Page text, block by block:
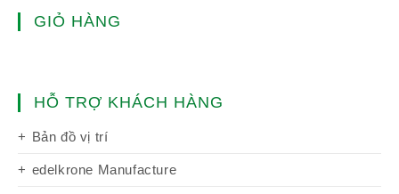
GIỎ HÀNG
HỖ TRỢ KHÁCH HÀNG
Bản đồ vị trí
edelkrone Manufacture